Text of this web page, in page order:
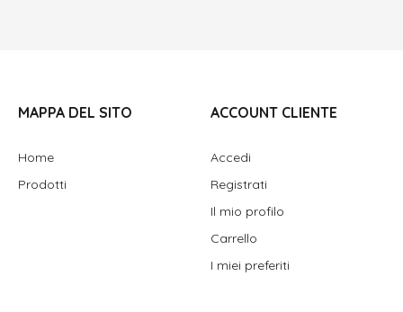
MAPPA DEL SITO
Home
Prodotti
ACCOUNT CLIENTE
Accedi
Registrati
Il mio profilo
Carrello
I miei preferiti